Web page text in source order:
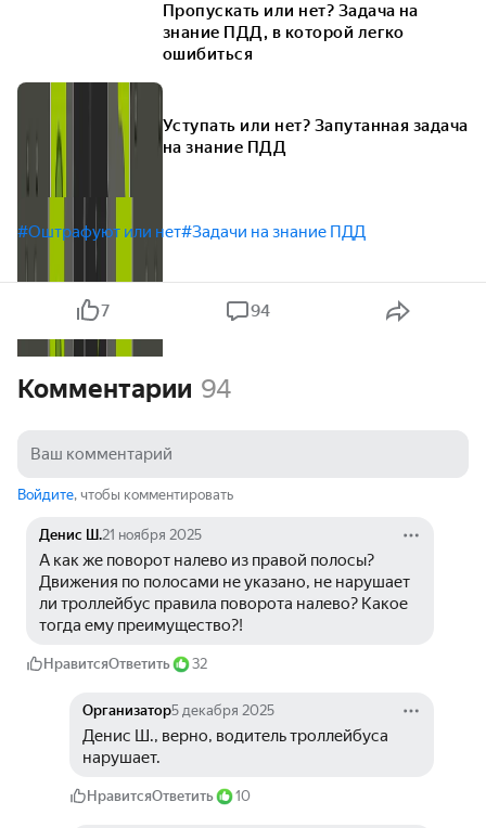
Пропускать или нет? Задача на
знание ПДД, в которой легко
ошибиться
Уступать или нет? Запутанная задача
на знание ПДД
#Оштрафуют или нет#Задачи на знание ПДД
7 94
Комментарии 94
Войдите, чтобы комментировать
Денис Ш.21 ноября 2025
А как же поворот налево из правой полосы?
Движения по полосами не указано, не нарушает
ли троллейбус правила поворота налево? Какое
тогда ему преимущество?!
НравитсяОтветить 32
Организатор5 декабря 2025
Денис Ш., верно, водитель троллейбуса
нарушает.
НравитсяОтветить 10